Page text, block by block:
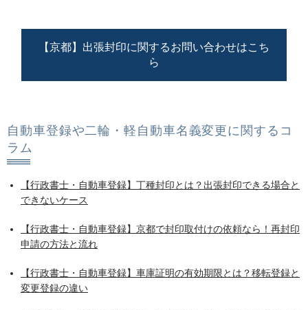
【京都】出張封印に関するお問い合わせはこち
ら
自動車登録や二輪・軽自動車名義変更に関するコ
ラム
【行政書士・自動車登録】丁種封印とは？出張封印できる場合と
できないケース
【行政書士・自動車登録】京都で封印取付けの依頼なら！再封印
申請の方法と流れ
【行政書士・自動車登録】車庫証明の有効期限とは？移転登録と
変更登録の違い